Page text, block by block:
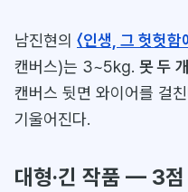
남진현의 〈인생, 그 헛헛함
캔버스)는 3~5kg. 못 두 개
캔버스 뒷면 와이어를 걸
기울어진다.
대형·긴 작품 — 3점